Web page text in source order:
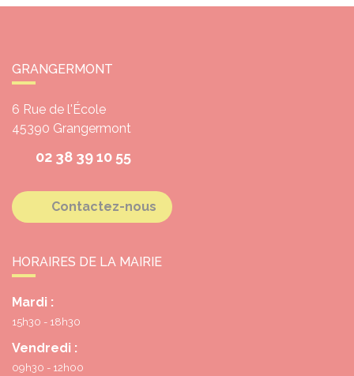
GRANGERMONT
6 Rue de l'École
45390 Grangermont
02 38 39 10 55
Contactez-nous
HORAIRES DE LA MAIRIE
Mardi :
15h30 - 18h30
Vendredi :
09h30 - 12h00